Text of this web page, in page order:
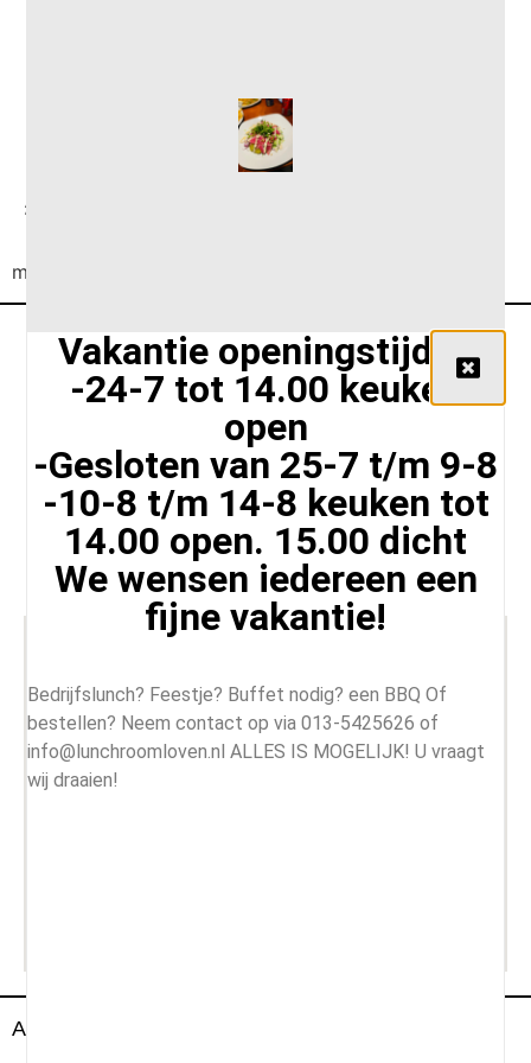
Broodje Satekroket
€3,50
meerprijs stokbroodje + €1,00
Siriusstraat 102 A, 5015 BT Tilburg,
Nederland
+31 135425626 info@lunchroomloven.nl
All Rightd Reserved By Lunch Room
Vakantie openingstijden
-24-7 tot 14.00 keuken
open
-Gesloten van 25-7 t/m 9-8
-10-8 t/m 14-8 keuken tot
14.00 open. 15.00 dicht
We wensen iedereen een
fijne vakantie!
Bedrijfslunch? Feestje? Buffet nodig? een BBQ Of
bestellen? Neem contact op via 013-5425626 of
info@lunchroomloven.nl ALLES IS MOGELIJK! U vraagt
wij draaien!